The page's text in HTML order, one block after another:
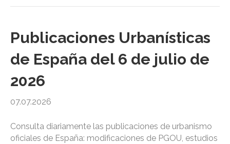
Publicaciones Urbanísticas
de España del 6 de julio de
2026
07.07.2026
Consulta diariamente las publicaciones de urbanismo
oficiales de España: modificaciones de PGOU, estudios